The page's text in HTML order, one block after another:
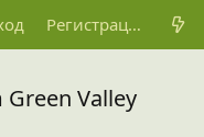
Регистрация
Valley